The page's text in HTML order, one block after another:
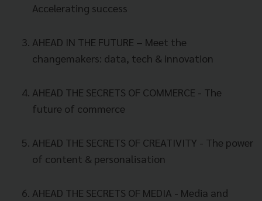
Accelerating success
AHEAD IN THE FUTURE – Meet the
changemakers: data, tech & innovation
AHEAD THE SECRETS OF COMMERCE - The
future of commerce
AHEAD THE SECRETS OF CREATIVITY - The power
of content & personalisation
AHEAD THE SECRETS OF MEDIA - Media and